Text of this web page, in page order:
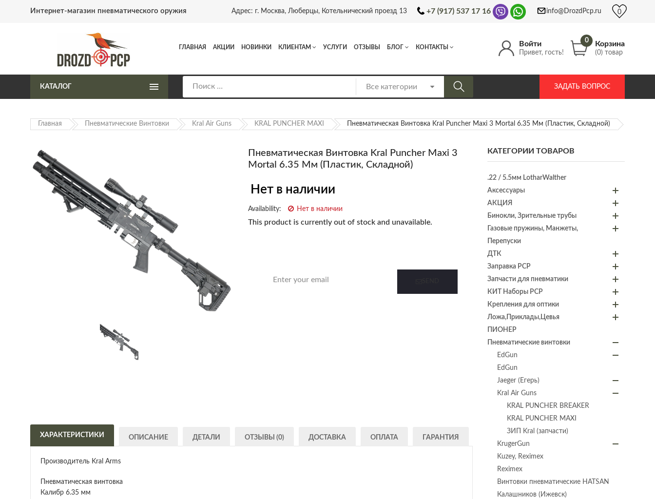
Интернет-магазин пневматического оружия Адрес: г. Москва, Люберцы, Котельнический проезд 13 +7 (917) 537 17 16 info@DrozdPcp.ru 0
Войти
Привет, гость!
0 Корзина
(0) товар
ГЛАВНАЯ АКЦИИ НОВИНКИ КЛИЕНТАМ УСЛУГИ ОТЗЫВЫ БЛОГ КОНТАКТЫ
КАТАЛОГ ЗАДАТЬ ВОПРОС
Главная Пневматические Винтовки Kral Air Guns KRAL PUNCHER MAXI Пневматическая Винтовка Kral Puncher Maxi 3 Mortal 6.35 Мм (пластик, Складной)
Пневматическая Винтовка Kral Puncher Maxi 3
Mortal 6.35 Мм (пластик, Складной)
Нет в наличии
Availability: Нет в наличии
This product is currently out of stock and unavailable.
ХАРАКТЕРИСТИКИ ОПИСАНИЕ ДЕТАЛИ ОТЗЫВЫ (0) ДОСТАВКА ОПЛАТА ГАРАНТИЯ
Производитель Kral Arms
Пневматическая винтовка
Калибр 6.35 мм
КАТЕГОРИИ ТОВАРОВ
.22 / 5.5мм LotharWalther
Аксессуары
АКЦИЯ
Бинокли, Зрительные трубы
Газовые пружины, Манжеты,
Перепуски
ДТК
Заправка PCP
Запчасти для пневматики
КИТ Наборы PCP
Крепления для оптики
Ложа,Приклады,Цевья
ПИОНЕР
Пневматические винтовки
EdGun
EdGun
Jaeger (Егерь)
Kral Air Guns
KRAL PUNCHER BREAKER
KRAL PUNCHER MAXI
ЗИП Kral (запчасти)
KrugerGun
Kuzey, Reximex
Reximex
Винтовки пневматические HATSAN
Калашников (Ижевск)